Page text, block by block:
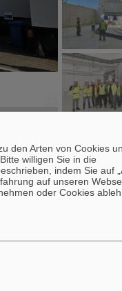
des NUSTAR-
Gelände
Transportprozess
für die
(Reactions with
0 am GSI erfolgreich
eine entscheidende
den Arten von Cookies
. Bitte willigen Sie in die
indem Sie auf
auf unseren
oder Cookies